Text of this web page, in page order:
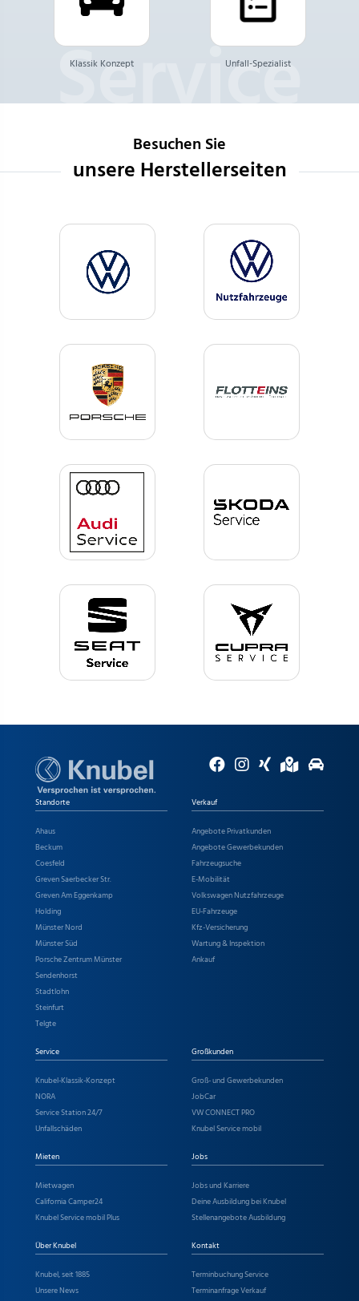
Klassik Konzept Unfall-Spezialist
Besuchen Sie
unsere Herstellerseiten
Standorte
Ahaus
Beckum
Coesfeld
Greven Saerbecker Str.
Greven Am Eggenkamp
Holding
Münster Nord
Münster Süd
Porsche Zentrum Münster
Sendenhorst
Stadtlohn
Steinfurt
Telgte
Verkauf
Angebote Privatkunden
Angebote Gewerbekunden
Fahrzeugsuche
E-Mobilität
Volkswagen Nutzfahrzeuge
EU-Fahrzeuge
Kfz-Versicherung
Wartung & Inspektion
Ankauf
Service
Knubel-Klassik-Konzept
NORA
Service Station 24/7
Unfallschäden
Großkunden
Groß- und Gewerbekunden
JobCar
VW CONNECT PRO
Knubel Service mobil
Mieten
Mietwagen
California Camper24
Knubel Service mobil Plus
Jobs
Jobs und Karriere
Deine Ausbildung bei Knubel
Stellenangebote Ausbildung
Über Knubel
Knubel, seit 1885
Unsere News
Kontakt
Terminbuchung Service
Terminanfrage Verkauf